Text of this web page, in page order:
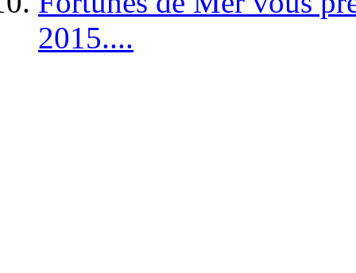
2015....